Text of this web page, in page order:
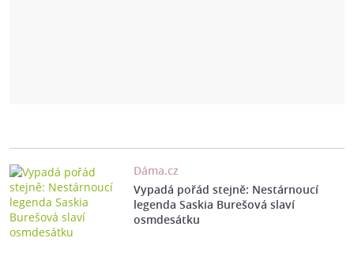
Dáma.cz
Vypadá pořád stejně: Nestárnoucí
legenda Saskia Burešová slaví
osmdesátku